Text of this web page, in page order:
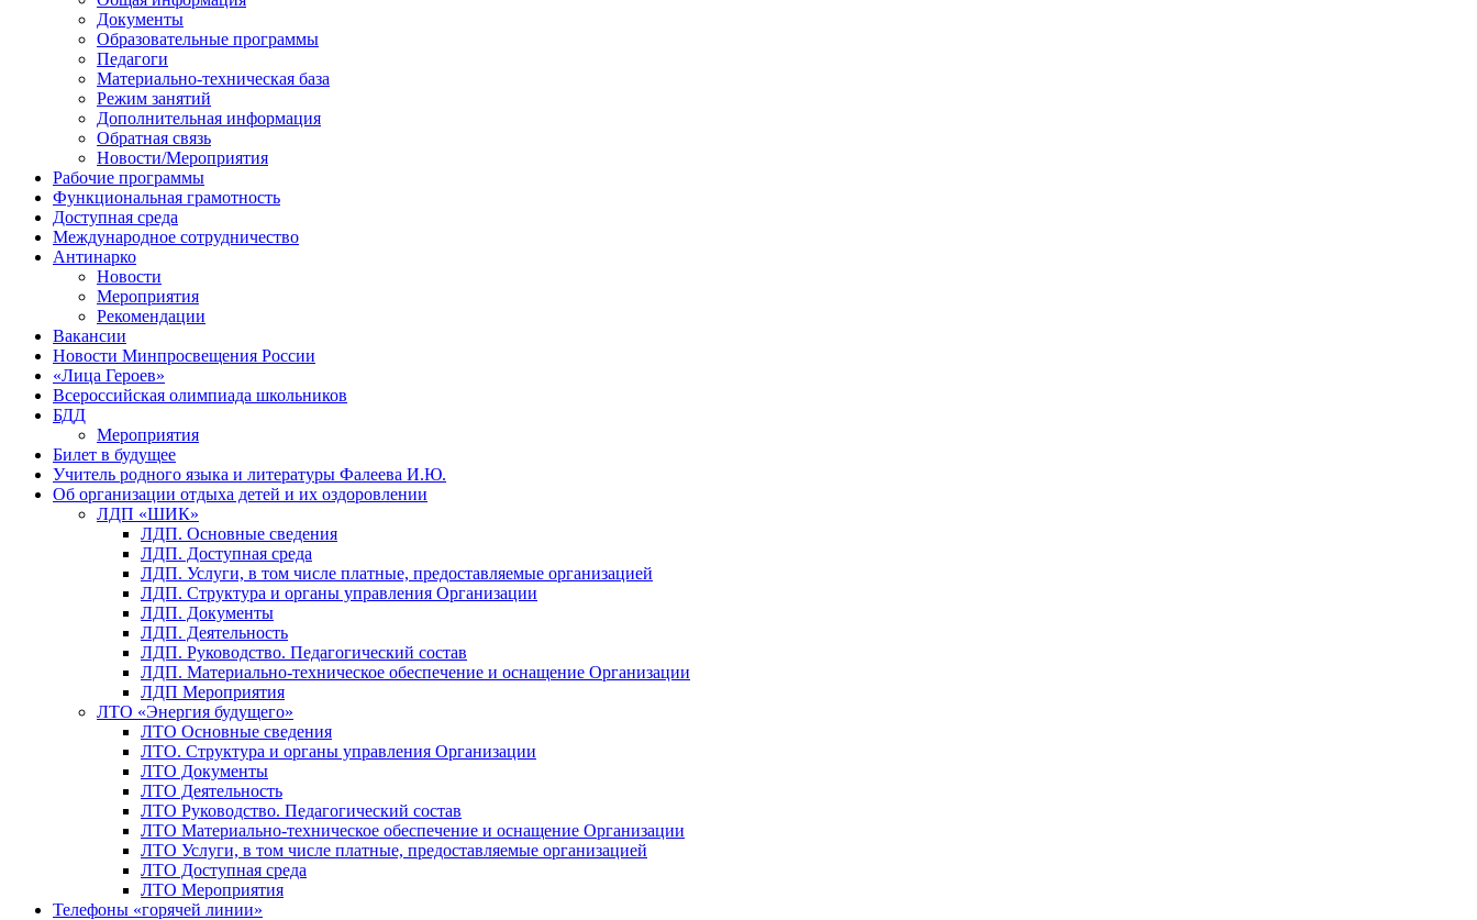
Документы
Образовательные программы
Педагоги
Материально-техническая база
Режим занятий
Дополнительная информация
Обратная связь
Новости/Мероприятия
Рабочие программы
Функциональная грамотность
Доступная среда
Международное сотрудничество
Антинарко
Новости
Мероприятия
Рекомендации
Вакансии
Новости Минпросвещения России
«Лица Героев»
Всероссийская олимпиада школьников
БДД
Мероприятия
Билет в будущее
Учитель родного языка и литературы Фалеева И.Ю.
Об организации отдыха детей и их оздоровлении
ЛДП «ШИК»
ЛДП. Основные сведения
ЛДП. Доступная среда
ЛДП. Услуги, в том числе платные, предоставляемые организацией
ЛДП. Структура и органы управления Организации
ЛДП. Документы
ЛДП. Деятельность
ЛДП. Руководство. Педагогический состав
ЛДП. Материально-техническое обеспечение и оснащение Организации
ЛДП Мероприятия
ЛТО «Энергия будущего»
ЛТО Основные сведения
ЛТО. Структура и органы управления Организации
ЛТО Документы
ЛТО Деятельность
ЛТО Руководство. Педагогический состав
ЛТО Материально-техническое обеспечение и оснащение Организации
ЛТО Услуги, в том числе платные, предоставляемые организацией
ЛТО Доступная среда
ЛТО Мероприятия
Телефоны «горячей линии»